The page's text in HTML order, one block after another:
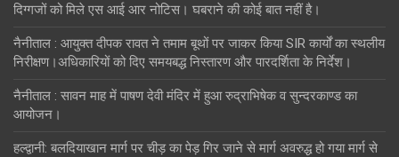
दिग्गजों को मिले एस आई आर नोटिस। घबराने की कोई बात नहीं है।
नैनीताल : आयुक्त दीपक रावत ने तमाम बूथों पर जाकर किया SIR कार्यों का स्थलीय
निरीक्षण।अधिकारियों को दिए समयबद्ध निस्तारण और पारदर्शिता के निर्देश।
नैनीताल : सावन माह में पाषण देवी मंदिर में हुआ रुद्राभिषेक व सुन्दरकाण्ड का
आयोजन।
हल्द्वानी: बलदियाखान मार्ग पर चीड़ का पेड़ गिर जाने से मार्ग अवरुद्ध हो गया मार्ग से